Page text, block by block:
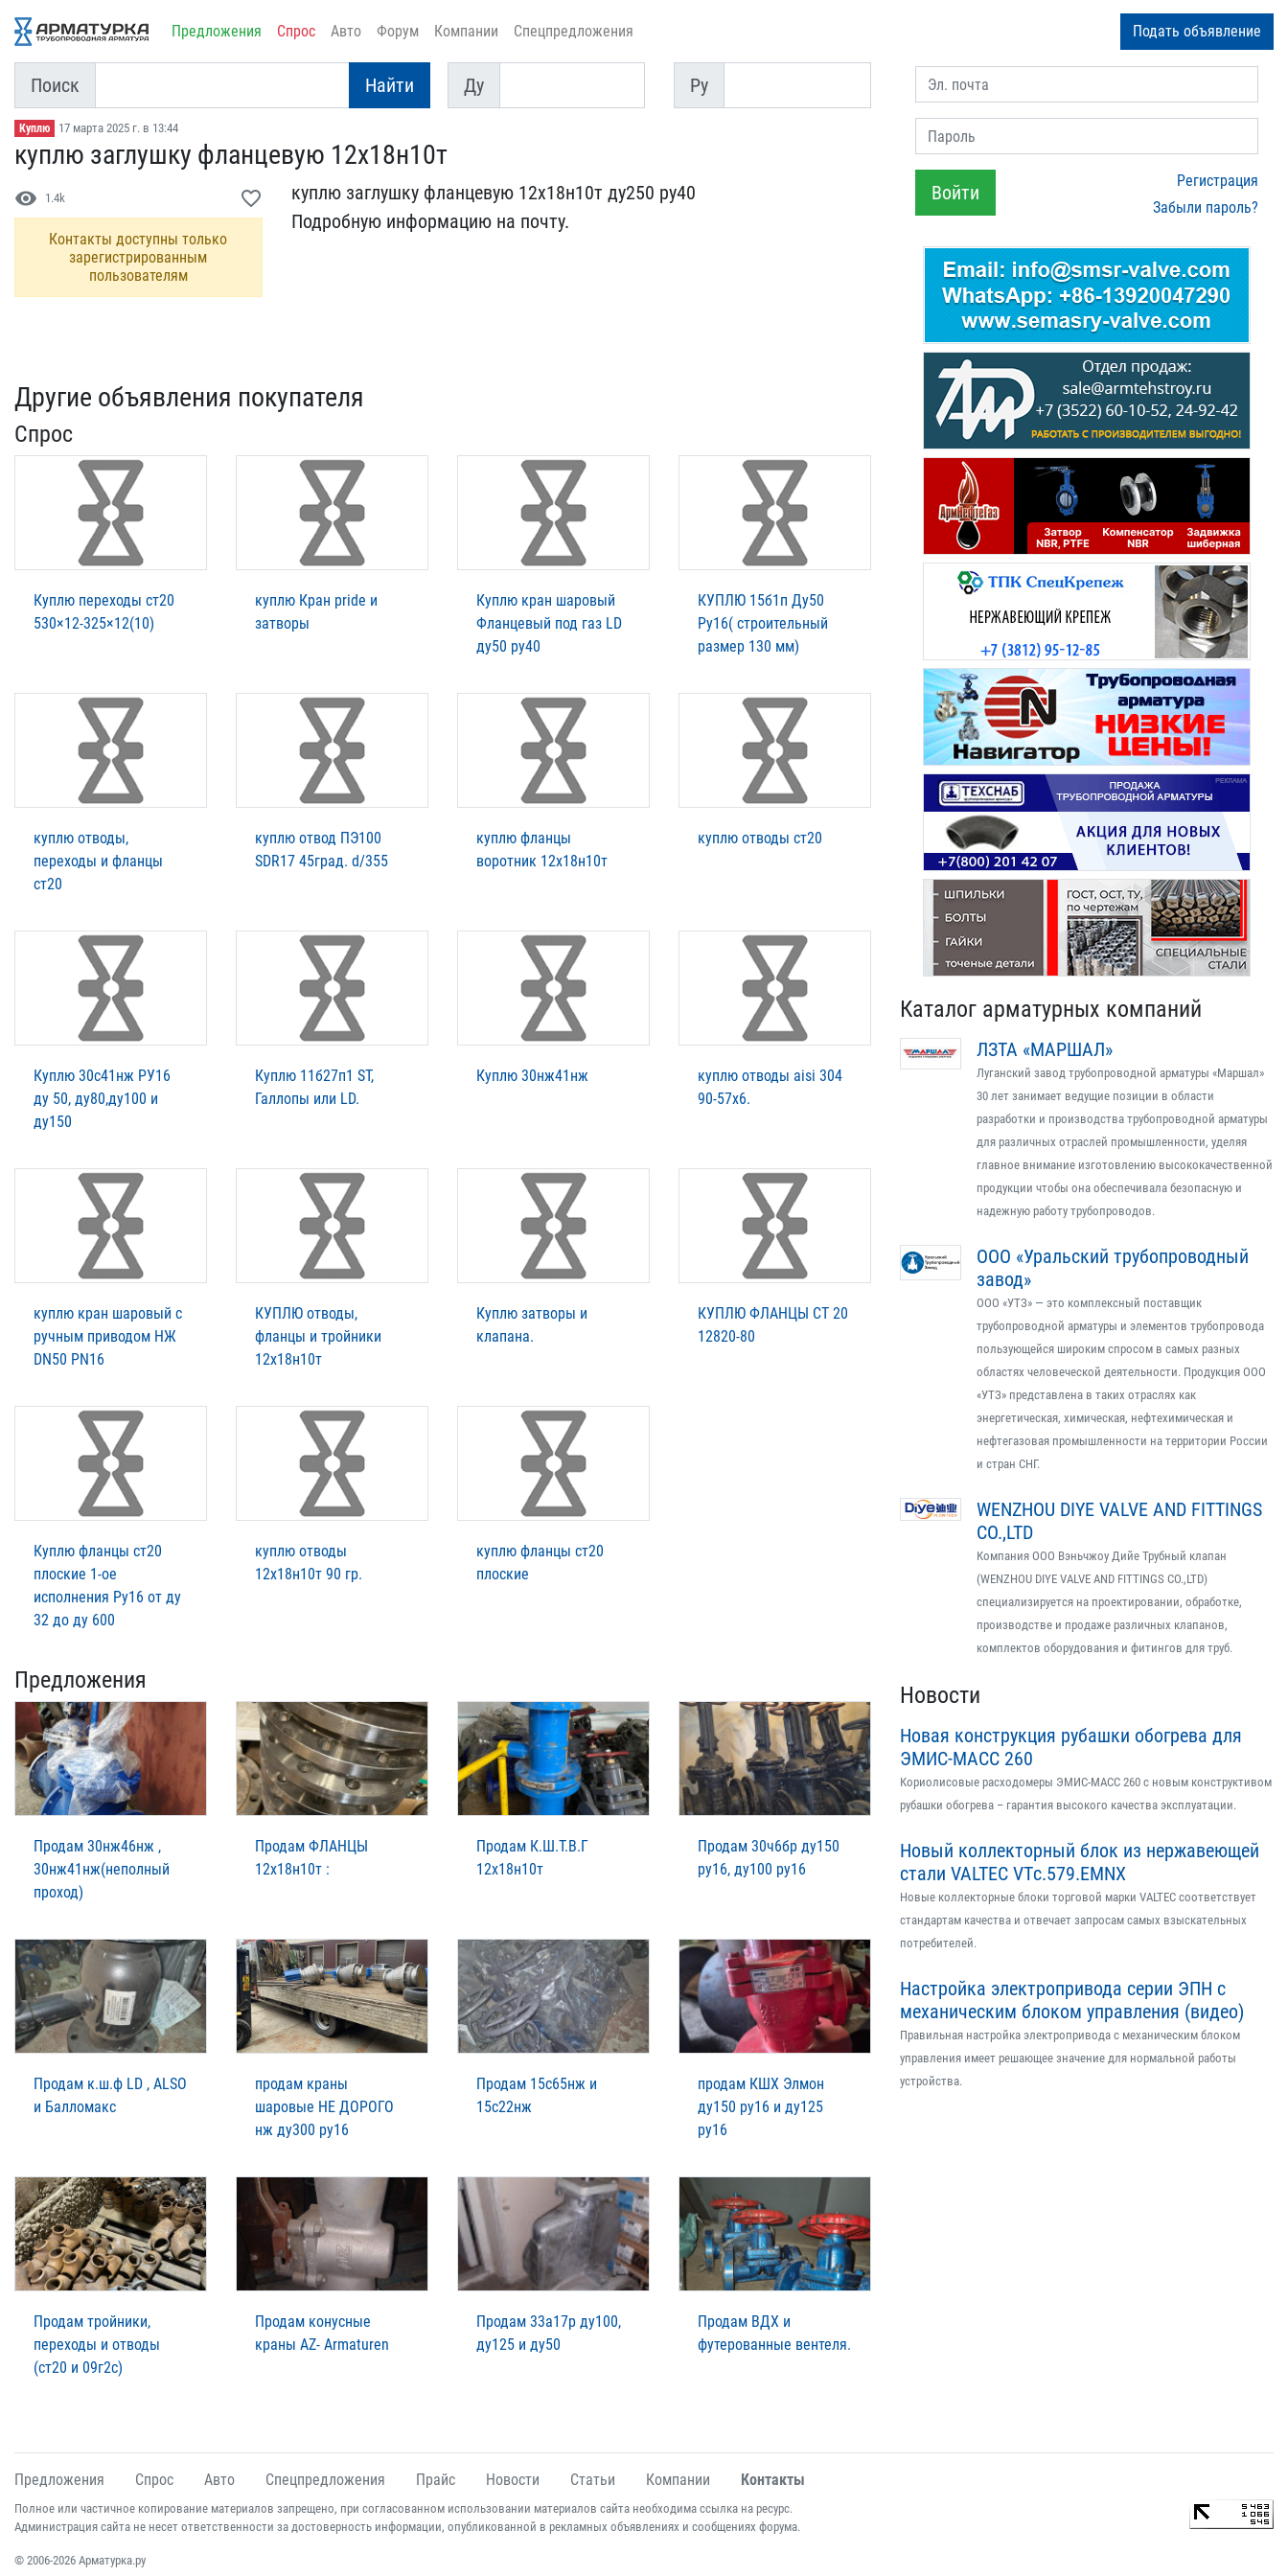
Предложения Спрос Авто Форум Компании Спецпредложения Подать объявление
Поиск Найти
Ду
Ду
Py
Py
Куплю 17 марта 2025 г. в 13:44
куплю заглушку фланцевую​ 12х18н10т
visibility 1.4k favorite_border
Контакты доступны только
зарегистрированным
пользователям
куплю заглушку фланцевую​ 12х18н10т ду250 ру40
П​одробную информацию на п​очту.
Другие объявления покупателя
Спрос
Куплю переходы ст20
530×12-325×12(10)
куплю Кран pride и
затворы
Куплю кран шаровый
Фланцевый под газ LD
ду50 ру40
КУПЛЮ 15б1п Ду50
Ру16( строительный
размер 130 мм)
куплю отводы,
переходы и фланцы
ст20
куплю отвод ПЭ100
SDR17 45град. d/355
куплю фланцы
воротник 12х18н10т
куплю отводы ст20
Куплю 30с41нж РУ16
ду 50, ду80,ду100 и
ду150
Куплю 11б27п1 ST,
Галлопы или LD.
Куплю 30нж41нж
куплю отводы aisi 304
90-57х6.
куплю кран шаровый с
ручным приводом НЖ
DN50 PN16
КУПЛЮ отводы,
фланцы и тройники
12х18н10т
Куплю затворы и
клапана.
КУПЛЮ ФЛАНЦЫ СТ 20
12820-80
Куплю фланцы ст20
плоские 1-ое
исполнения Ру16 от ду
32 до ду 600
куплю отводы
12х18н10т 90 гр.
куплю фланцы ст20
плоские
Предложения
Продам 30нж46нж ,
30нж41нж(неполный
проход)
Продам ФЛАНЦЫ
12х18н10т :
Продам К.Ш.Т.В.Г
12х18н10т
Продам 30ч6бр ду150
ру16, ду100 ру16
Продам к.ш.ф LD , ALSO
и Балломакс
продам краны
шаровые НЕ ДОРОГО
нж ду300 ру16
Продам 15с65нж и
15с22нж
продам КШХ Элмон
ду150 ру16 и ду125
ру16
Продам тройники,
переходы и отводы
(ст20 и 09г2с)
Продам конусные
краны AZ- Armaturen
Продам 33а17р ду100,
ду125 и ду50
Продам ВДХ и
футерованные вентеля.
Эл. почта
Пароль
Войти
Регистрация
Забыли пароль?
Каталог арматурных компаний
ЛЗТА «МАРШАЛ»
Луганский завод трубопроводной арматуры «Маршал»
30 лет занимает ведущие позиции в области
разработки и производства трубопроводной арматуры
для различных отраслей промышленности, уделяя
главное внимание изготовлению высококачественной
продукции чтобы она обеспечивала безопасную и
надежную работу трубопроводов.
ООО «Уральский трубопроводный
завод»
ООО «УТЗ» — это комплексный поставщик
трубопроводной арматуры и элементов трубопровода
пользующейся широким спросом в самых разных
областях человеческой деятельности. Продукция ООО
«УТЗ» представлена в таких отраслях как
энергетическая, химическая, нефтехимическая и
нефтегазовая промышленности на территории России
и стран СНГ.
WENZHOU DIYE VALVE AND FITTINGS
CO.,LTD
Компания ООО Вэньчжоу Дийе Трубный клапан
(WENZHOU DIYE VALVE AND FITTINGS CO.,LTD)
специализируется на проектировании, обработке,
производстве и продаже различных клапанов,
комплектов оборудования и фитингов для труб.
Новости
Новая конструкция рубашки обогрева для
ЭМИС-МАСС 260
Кориолисовые расходомеры ЭМИС-МАСС 260 с новым конструктивом
рубашки обогрева – гарантия высокого качества эксплуатации.
Новый коллекторный блок из нержавеющей
стали VALTEC VTс.579.EMNX
Новые коллекторные блоки торговой марки VALTEC соответствует
стандартам качества и отвечает запросам самых взыскательных
потребителей.
Настройка электропривода серии ЭПН с
механическим блоком управления (видео)
Правильная настройка электропривода с механическим блоком
управления имеет решающее значение для нормальной работы
устройства.
Предложения Спрос Авто Спецпредложения Прайс Новости Статьи Компании Контакты
Полное или частичное копирование материалов запрещено, при согласованном использовании материалов сайта необходима ссылка на ресурс.
Администрация сайта не несет ответственности за достоверность информации, опубликованной в рекламных объявлениях и сообщениях форума.
© 2006-2026 Арматурка.ру